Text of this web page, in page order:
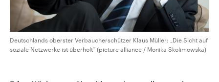
Deutschlands oberster Verbaucherschützer Klaus Müller: „Die Sicht auf
soziale Netzwerke ist überholt“ (picture alliance / Monika Skolimowska)